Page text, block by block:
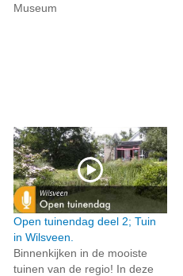
Museum
Open tuinendag deel 2; Tuin
in Wilsveen.
Binnenkijken in de mooiste
tuinen van de regio! In deze